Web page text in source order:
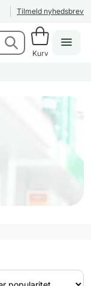
Tilmeld nyhedsbrev
Kurv